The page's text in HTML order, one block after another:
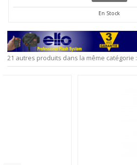
En Stock
21 autres produits dans la même catégorie :